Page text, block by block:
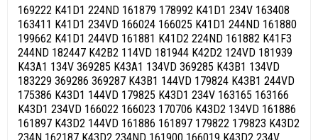
169222 K41D1 224ND 161879 178992 K41D1 234V 163408
163411 K41D1 234VD 166024 166025 K41D1 244ND 161880
199662 K41D1 244VD 161881 K41D2 224ND 161882 K41F3
244ND 182447 K42B2 114VD 181944 K42D2 124VD 181939
K43A1 134V 369285 K43A1 134VD 369285 K43B1 134VD
183229 369286 369287 K43B1 144VD 179824 K43B1 244VD
175386 K43D1 144VD 179825 K43D1 234V 163165 163166
K43D1 234VD 166022 166023 170706 K43D2 134VD 161886
161897 K43D2 144VD 161886 161897 179822 179823 K43D2
234N 162187 K43D2 234ND 161900 166019 K43D2 234V